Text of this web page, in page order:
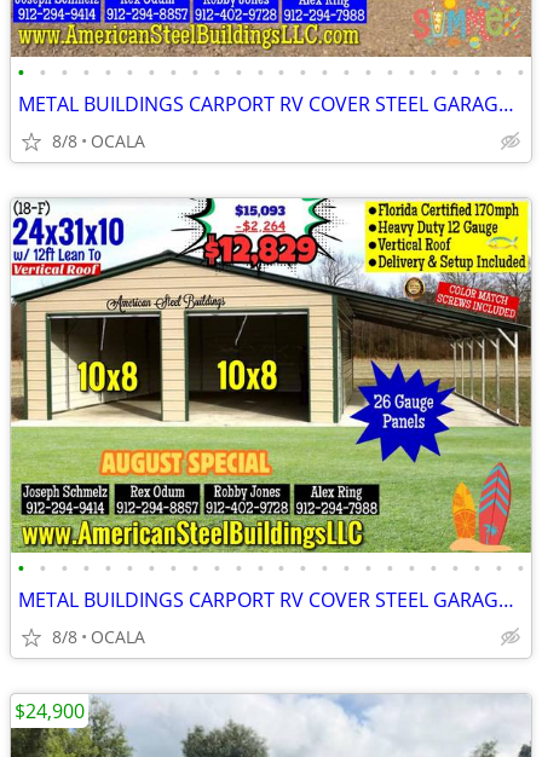
• • • • • • • • • • • • • • • • • • • • • • • •
METAL BUILDINGS CARPORT RV COVER STEEL GARAGE POLE BARN METAL BUILDING
8/8 OCALA
• • • • • • • • • • • • • • • • • • • • • • • •
METAL BUILDINGS CARPORT RV COVER STEEL GARAGE POLE BARN METAL BUILDING
8/8 OCALA
$24,900